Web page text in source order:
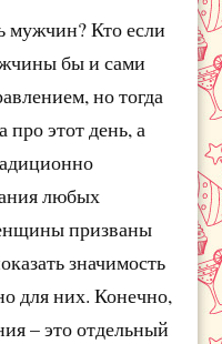
мужчин? Кто если
бы и сами
но тогда
про этот день, а
любых
призваны
значимость
для них. Конечно,
– это отдельный